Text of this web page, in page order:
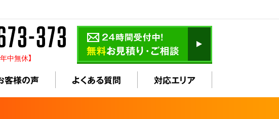
年中無休】
客様の声 よくある質問 対応エリア